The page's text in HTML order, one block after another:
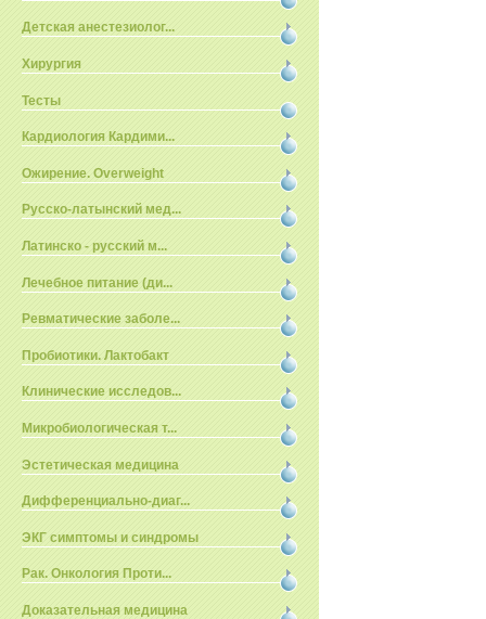
Детская анестезиолог...
Хирургия
Тесты
Кардиология Кардими...
Ожирение. Overweight
Русско-латынский мед...
Латинско - русский м...
Лечебное питание (ди...
Ревматические заболе...
Пробиотики. Лактобакт
Клинические исследов...
Микробиологическая т...
Эстетическая медицина
Дифференциально-диаг...
ЭКГ симптомы и синдромы
Рак. Онкология Проти...
Доказательная медицина